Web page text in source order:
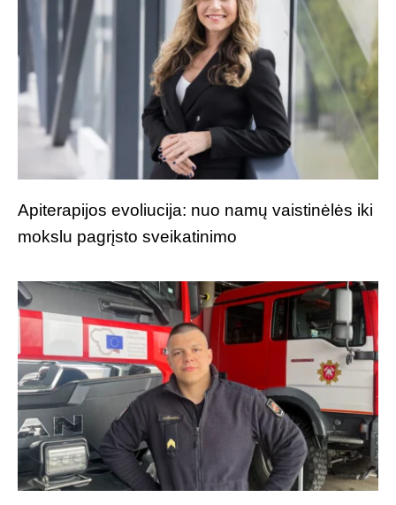
Apiterapijos evoliucija: nuo namų vaistinėlės iki
mokslu pagrįsto sveikatinimo